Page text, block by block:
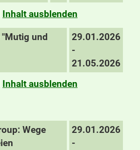
Inhalt ausblenden
"Mutig und
29.01.2026
-
21.05.2026
Inhalt ausblenden
Wege
29.01.2026
-